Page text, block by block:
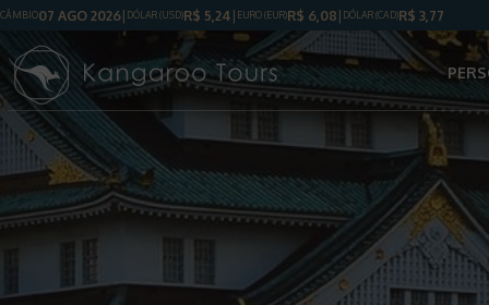
CÂMBIO07 AGO 2026 DÓLAR(USD)R$ 5,24 EURO (EUR)R$ 6,08 DÓLAR(CAD)R$ 3,77